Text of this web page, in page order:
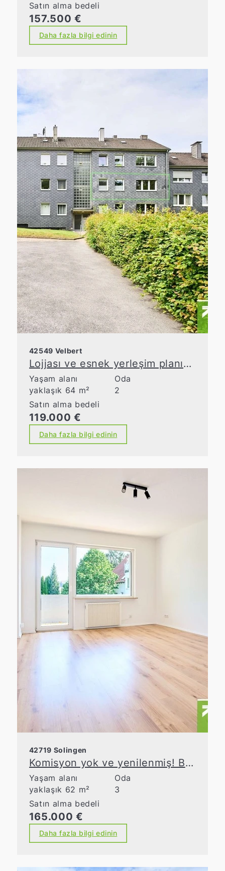
Satın alma bedeli
157.500 €
Daha fazla bilgi edinin
42549 Velbert
Lojjası ve esnek yerleşim planına sahip bakımlı apartman dairesi
Yaşam alanı
yaklaşık 64 m²
Oda
2
Satın alma bedeli
119.000 €
Daha fazla bilgi edinin
42719 Solingen
Komisyon yok ve yenilenmiş! Balkonlu 3 odalı daire
Yaşam alanı
yaklaşık 62 m²
Oda
3
Satın alma bedeli
165.000 €
Daha fazla bilgi edinin